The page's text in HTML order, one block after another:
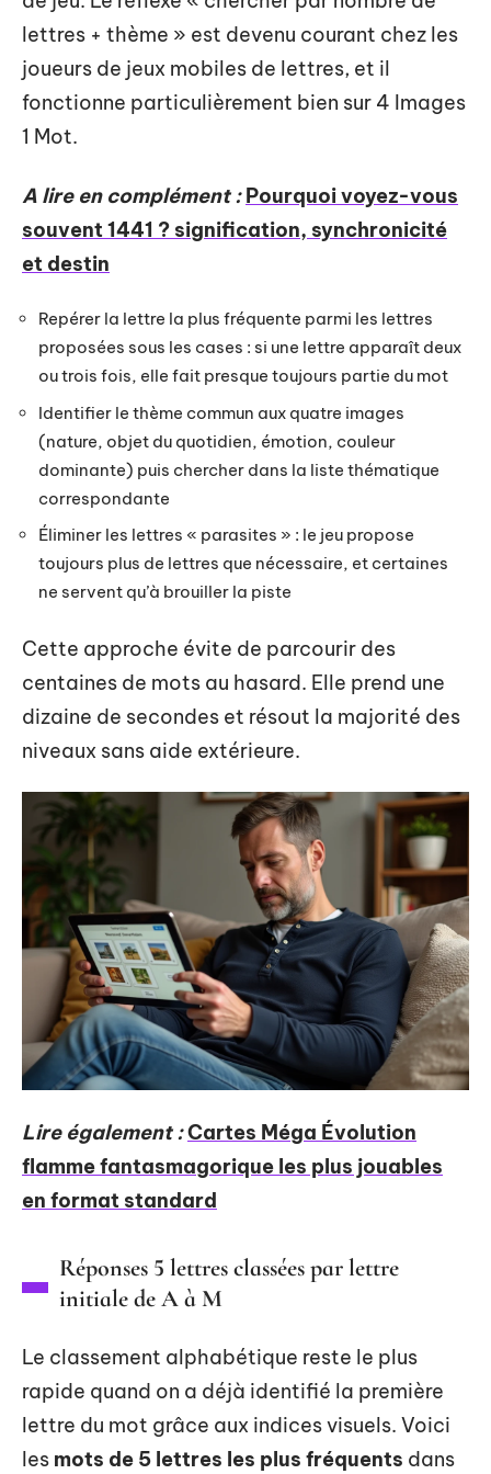
lettres + thème » est devenu courant chez les
joueurs de jeux mobiles de lettres, et il
fonctionne particulièrement bien sur 4 Images
1 Mot.
A lire en complément : Pourquoi voyez-vous
souvent 1441 ? signification, synchronicité
et destin
Repérer la lettre la plus fréquente parmi les lettres
proposées sous les cases : si une lettre apparaît deux
ou trois fois, elle fait presque toujours partie du mot
Identifier le thème commun aux quatre images
(nature, objet du quotidien, émotion, couleur
dominante) puis chercher dans la liste thématique
correspondante
Éliminer les lettres « parasites » : le jeu propose
toujours plus de lettres que nécessaire, et certaines
ne servent qu’à brouiller la piste
Cette approche évite de parcourir des
centaines de mots au hasard. Elle prend une
dizaine de secondes et résout la majorité des
niveaux sans aide extérieure.
Lire également :Cartes Méga Évolution
flamme fantasmagorique les plus jouables
en format standard
Réponses 5 lettres classées par lettre
initiale de A à M
Le classement alphabétique reste le plus
rapide quand on a déjà identifié la première
lettre du mot grâce aux indices visuels. Voici
les mots de 5 lettres les plus fréquents dans